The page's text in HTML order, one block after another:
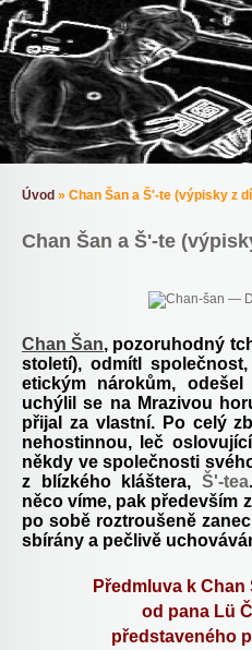
Úvod » Chan Šan a Š'-te (výpisky z
Chan Šan a Š'-te
Chan Šan, pozoruhodný
století), odmítl
etickým nárokům,
uchýlil se na Mrazivou
přijal za vlastní. Po celý
nehostinnou, leč
někdy ve společnosti
z blízkého kláštera,Š'-tea
něco víme, pak především
po sobě roztroušeně
sbírány a pečlivě
Předmluva k
od pana Lü
představeného